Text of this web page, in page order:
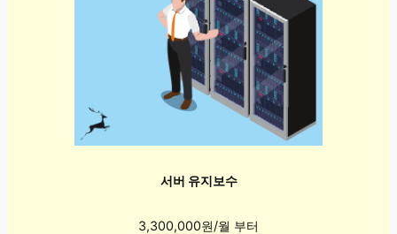
서버 유지보수
3,300,000원/월 부터